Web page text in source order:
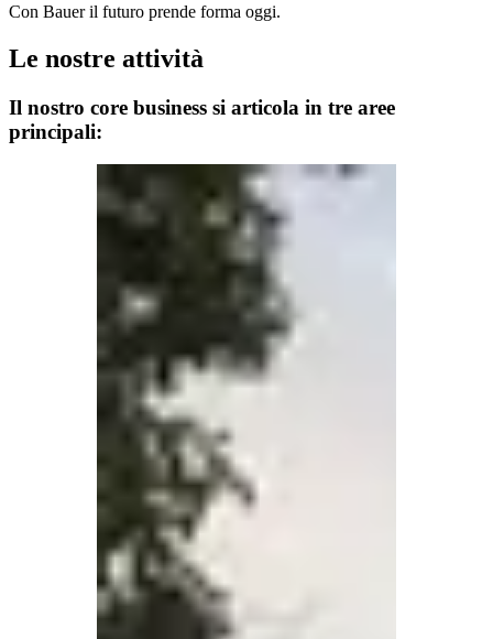
Con Bauer il futuro prende forma oggi.
Le nostre attività
Il nostro core business si articola in tre aree
principali: